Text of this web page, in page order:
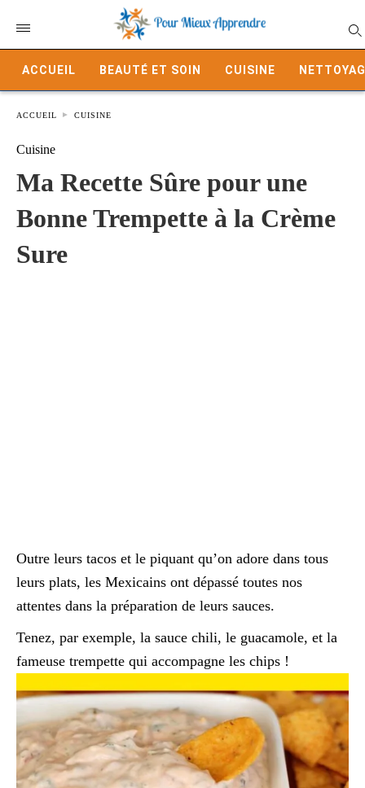
ACCUEIL BEAUTÉ ET SOIN CUISINE
ACCUEIL CUISINE
Cuisine
Ma Recette Sûre pour une
Bonne Trempette à la Crème
Sure
Outre leurs tacos et le piquant qu’on adore dans tous
leurs plats, les Mexicains ont dépassé toutes nos
attentes dans la préparation de leurs sauces.
Tenez, par exemple, la sauce chili, le guacamole, et la
fameuse trempette qui accompagne les chips !